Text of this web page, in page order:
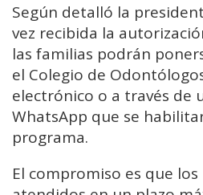
Según detalló la
vez recibida la
las familias podrán
el Colegio de
electrónico o a través de
WhatsApp que se
programa.
El compromiso es que